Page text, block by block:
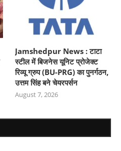
Jamshedpur News : टाटा
स्टील में बिजनेस यूनिट प्रोजेक्ट
रिव्यू ग्रुप (BU-PRG) का पुनर्गठन,
उत्तम सिंह बने चेयरपर्सन
August 7, 2026